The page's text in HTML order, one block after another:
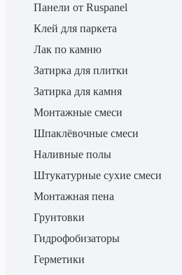
Панели от Ruspanel
Клей для паркета
Лак по камню
Затирка для плитки
Затирка для камня
Монтажные смеси
Шпаклёвочные смеси
Наливные полы
Штукатурные сухие смеси
Монтажная пена
Грунтовки
Гидрофобизаторы
Герметики